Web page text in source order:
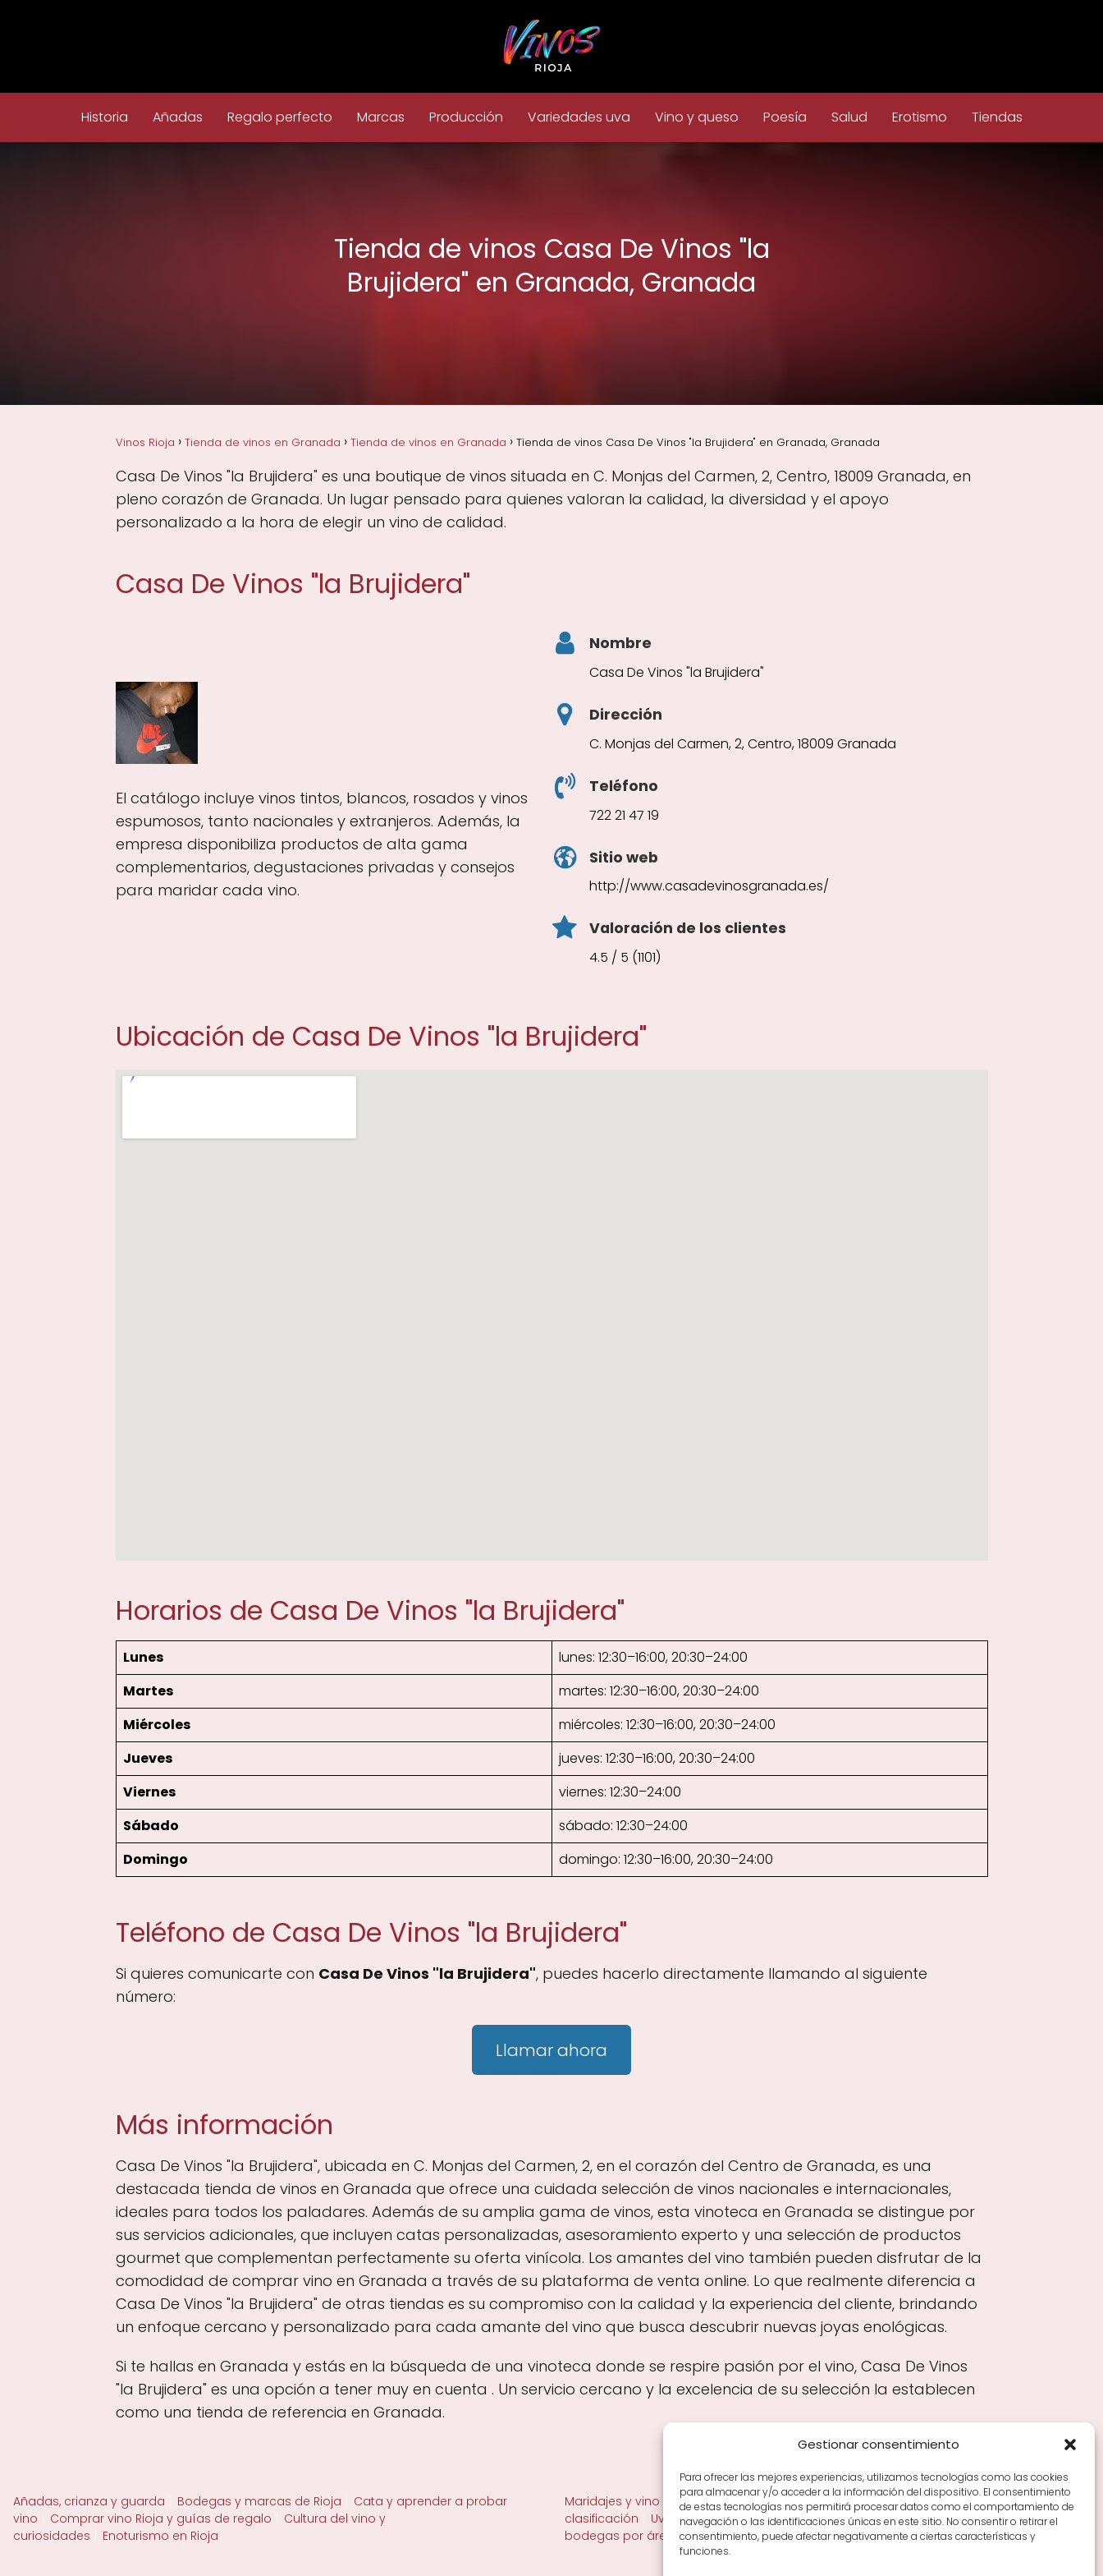
Gestionar consentimiento
Para ofrecer las mejores experiencias, utilizamos tecnologías como las cookies
para almacenar y/o acceder a la información del dispositivo. El consentimiento
de estas tecnologías nos permitirá procesar datos como el comportamiento de
navegación o las identificaciones únicas en este sitio. No consentir o retirar el
consentimiento, puede afectar negativamente a ciertas características y
funciones.
Historia Añadas Regalo perfecto Marcas Producción Variedades uva Vino y queso Poesía Salud Erotismo Tiendas
Tienda de vinos Casa De Vinos "la
Brujidera" en Granada, Granada
Vinos Rioja Tienda de vinos en Granada Tienda de vinos en Granada Tienda de vinos Casa De Vinos "la Brujidera" en Granada, Granada
Casa De Vinos "la Brujidera" es una boutique de vinos situada en C. Monjas del Carmen, 2, Centro, 18009 Granada, en
pleno corazón de Granada. Un lugar pensado para quienes valoran la calidad, la diversidad y el apoyo
personalizado a la hora de elegir un vino de calidad.
Casa De Vinos "la Brujidera"
El catálogo incluye vinos tintos, blancos, rosados y vinos
espumosos, tanto nacionales y extranjeros. Además, la
empresa disponibiliza productos de alta gama
complementarios, degustaciones privadas y consejos
para maridar cada vino.
Nombre
Casa De Vinos "la Brujidera"
Dirección
C. Monjas del Carmen, 2, Centro, 18009 Granada
Teléfono
722 21 47 19
Sitio web
http://www.casadevinosgranada.es/
Valoración de los clientes
4.5 / 5 (1101)
Ubicación de Casa De Vinos "la Brujidera"
Horarios de Casa De Vinos "la Brujidera"
Lunes
lunes: 12:30–16:00, 20:30–24:00
Martes
martes: 12:30–16:00, 20:30–24:00
Miércoles
miércoles: 12:30–16:00, 20:30–24:00
Jueves
jueves: 12:30–16:00, 20:30–24:00
Viernes
viernes: 12:30–24:00
Sábado
sábado: 12:30–24:00
Domingo
domingo: 12:30–16:00, 20:30–24:00
Teléfono de Casa De Vinos "la Brujidera"
Si quieres comunicarte con Casa De Vinos "la Brujidera", puedes hacerlo directamente llamando al siguiente
número:
Llamar ahora
Más información
Casa De Vinos "la Brujidera", ubicada en C. Monjas del Carmen, 2, en el corazón del Centro de Granada, es una
destacada tienda de vinos en Granada que ofrece una cuidada selección de vinos nacionales e internacionales,
ideales para todos los paladares. Además de su amplia gama de vinos, esta vinoteca en Granada se distingue por
sus servicios adicionales, que incluyen catas personalizadas, asesoramiento experto y una selección de productos
gourmet que complementan perfectamente su oferta vinícola. Los amantes del vino también pueden disfrutar de la
comodidad de comprar vino en Granada a través de su plataforma de venta online. Lo que realmente diferencia a
Casa De Vinos "la Brujidera" de otras tiendas es su compromiso con la calidad y la experiencia del cliente, brindando
un enfoque cercano y personalizado para cada amante del vino que busca descubrir nuevas joyas enológicas.
Si te hallas en Granada y estás en la búsqueda de una vinoteca donde se respire pasión por el vino, Casa De Vinos
"la Brujidera" es una opción a tener muy en cuenta . Un servicio cercano y la excelencia de su selección la establecen
como una tienda de referencia en Granada.
Añadas, crianza y guarda Bodegas y marcas de Rioja
Cata y aprender a probar
vino
Comprar vino Rioja y guías de regalo
Cultura del vino y
curiosidades
Enoturismo en Rioja
Maridajes y vino en la mesa Tiendas de vino por ciudades
Tipos de Rioja y
clasificación
Uvas y viñedo en Rioja Vino Rioja para empezar
Zonas de Rioja y
bodegas por área